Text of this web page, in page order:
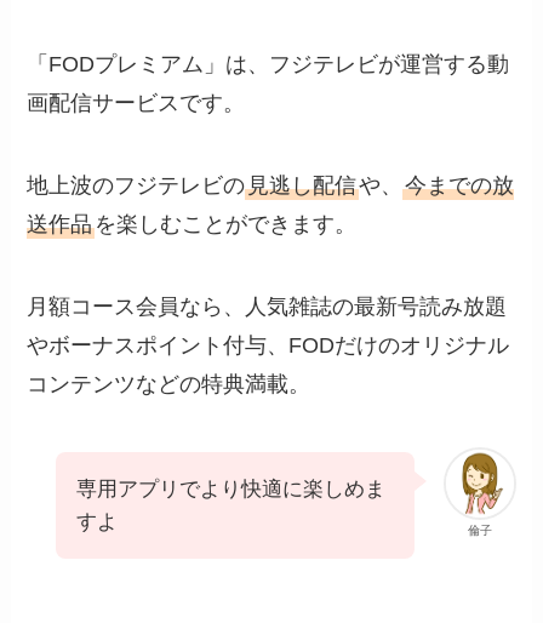
「FODプレミアム」は、フジテレビが運営する動
画配信サービスです。
地上波のフジテレビの見逃し配信や、今までの放
送作品を楽しむことができます。
月額コース会員なら、人気雑誌の最新号読み放題
やボーナスポイント付与、FODだけのオリジナル
コンテンツなどの特典満載。
倫子
専用アプリでより快適に楽しめま
すよ